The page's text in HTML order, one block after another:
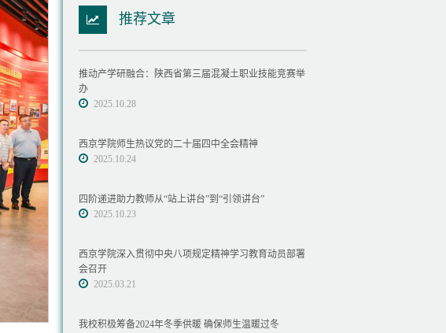
推荐文章
推动产学研融合：陕西省第三届混凝土职业技能竞赛举
办
2025.10.28
西京学院师生热议党的二十届四中全会精神
2025.10.24
四阶递进助力教师从“站上讲台”到“引领讲台”
2025.10.23
西京学院深入贯彻中央八项规定精神学习教育动员部署
会召开
2025.03.21
我校积极筹备2024年冬季供暖 确保师生温暖过冬